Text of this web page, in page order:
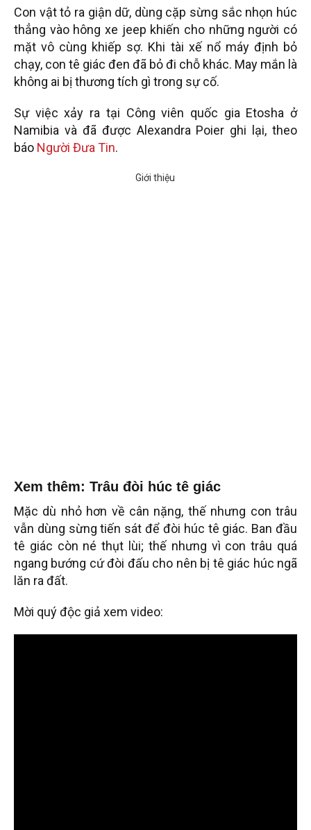
Con vật tỏ ra giận dữ, dùng cặp sừng sắc nhọn húc
thẳng vào hông xe jeep khiến cho những người có
mặt vô cùng khiếp sợ. Khi tài xế nổ máy định bỏ
chạy, con tê giác đen đã bỏ đi chỗ khác. May mắn là
không ai bị thương tích gì trong sự cố.
Sự việc xảy ra tại Công viên quốc gia Etosha ở
Namibia và đã được Alexandra Poier ghi lại, theo
báo Người Đưa Tin.
Xem thêm: Trâu đòi húc tê giác
Mặc dù nhỏ hơn về cân nặng, thế nhưng con trâu
vẫn dùng sừng tiến sát để đòi húc tê giác. Ban đầu
tê giác còn né thụt lùi; thế nhưng vì con trâu quá
ngang bướng cứ đòi đấu cho nên bị tê giác húc ngã
lăn ra đất.
Mời quý độc giả xem video: